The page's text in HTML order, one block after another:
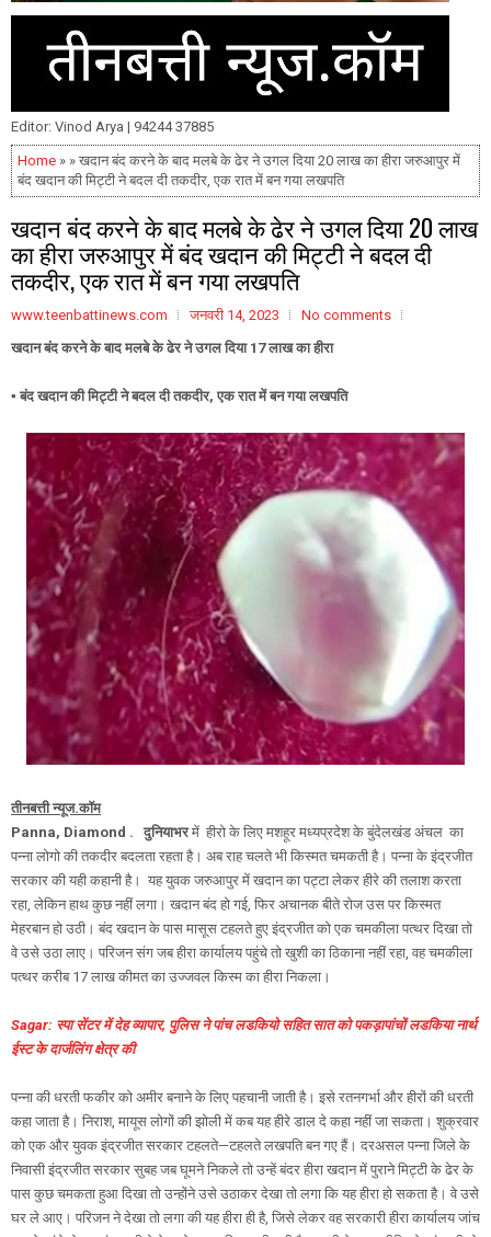
Editor: Vinod Arya | 94244 37885
Home » » खदान बंद करने के बाद मलबे के ढेर ने उगल दिया 20 लाख का हीरा जरुआपुर में
बंद खदान की मिट्टी ने बदल दी तकदीर, एक रात में बन गया लखपति
खदान बंद करने के बाद मलबे के ढेर ने उगल दिया 20 लाख
का हीरा जरुआपुर में बंद खदान की मिट्टी ने बदल दी
तकदीर, एक रात में बन गया लखपति
www.teenbattinews.com जनवरी 14, 2023
No comments
खदान बंद करने के बाद मलबे के ढेर ने उगल दिया 17 लाख का हीरा
▪️ बंद खदान की मिट्टी ने बदल दी तकदीर, एक रात में बन गया लखपति
तीनबत्ती न्यूज.कॉम
Panna, Diamond . दुनियाभरमें हीरो के लिए मशहूर मध्यप्रदेश के बुंदेलखंड अंचल का
पन्ना लोगो की तकदीर बदलता रहता है। अब राह चलते भी किस्मत चमकती है। पन्ना के इंद्रजीत
सरकार की यही कहानी है। यह युवक जरुआपुर में खदान का पट्टा लेकर हीरे की तलाश करता
रहा, लेकिन हाथ कुछ नहीं लगा। खदान बंद हो गई, फिर अचानक बीते रोज उस पर किस्मत
मेहरबान हो उठी। बंद खदान के पास मासूस टहलते हुए इंद्रजीत को एक चमकीला पत्थर दिखा तो
वे उसे उठा लाए। परिजन संग जब हीरा कार्यालय पहुंचे तो खुशी का ठिकाना नहीं रहा, वह चमकीला
पत्थर करीब 17 लाख कीमत का उज्जवल किस्म का हीरा निकला।
Sagar: स्पा सेंटर में देह व्यापार, पुलिस ने पांच लडकियो सहित सात को पकड़ापांचों लडकिया नार्थ
ईस्ट के दार्जलिंग क्षेत्र की
पन्ना की धरती फकीर को अमीर बनाने के लिए पहचानी जाती है। इसे रतनगर्भा और हीरों की धरती
कहा जाता है। निराश, मायूस लोगों की झोली में कब यह हीरे डाल दे कहा नहीं जा सकता। शुक्रवार
को एक और युवक इंद्रजीत सरकार टहलते—टहलते लखपति बन गए हैं। दरअसल पन्ना जिले के
निवासी इंद्रजीत सरकार सुबह जब घूमने निकले तो उन्हें बंदर हीरा खदान में पुराने मिट्टी के ढेर के
पास कुछ चमकता हुआ दिखा तो उन्होंने उसे उठाकर देखा तो लगा कि यह हीरा हो सकता है। वे उसे
घर ले आए। परिजन ने देखा तो लगा की यह हीरा ही है, जिसे लेकर वह सरकारी हीरा कार्यालय जांच